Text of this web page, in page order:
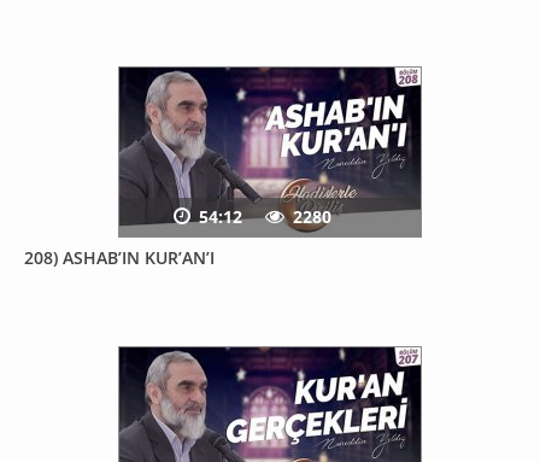
208) ASHAB’IN KUR’AN’I
54:12 2280